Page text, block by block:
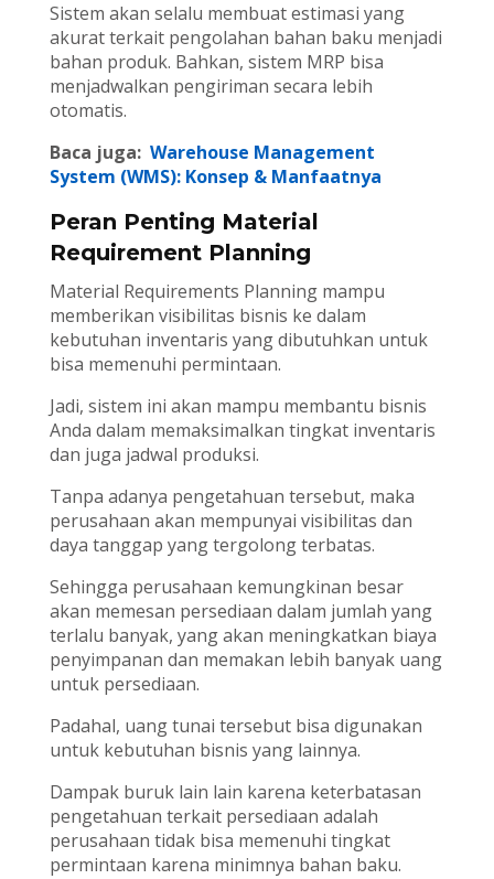
Sistem akan selalu membuat estimasi yang
akurat terkait pengolahan bahan baku menjadi
bahan produk. Bahkan, sistem MRP bisa
menjadwalkan pengiriman secara lebih
otomatis.
Baca juga: Warehouse Management
System (WMS): Konsep & Manfaatnya
Peran Penting Material
Requirement Planning
Material Requirements Planning mampu
memberikan visibilitas bisnis ke dalam
kebutuhan inventaris yang dibutuhkan untuk
bisa memenuhi permintaan.
Jadi, sistem ini akan mampu membantu bisnis
Anda dalam memaksimalkan tingkat inventaris
dan juga jadwal produksi.
Tanpa adanya pengetahuan tersebut, maka
perusahaan akan mempunyai visibilitas dan
daya tanggap yang tergolong terbatas.
Sehingga perusahaan kemungkinan besar
akan memesan persediaan dalam jumlah yang
terlalu banyak, yang akan meningkatkan biaya
penyimpanan dan memakan lebih banyak uang
untuk persediaan.
Padahal, uang tunai tersebut bisa digunakan
untuk kebutuhan bisnis yang lainnya.
Dampak buruk lain lain karena keterbatasan
pengetahuan terkait persediaan adalah
perusahaan tidak bisa memenuhi tingkat
permintaan karena minimnya bahan baku.